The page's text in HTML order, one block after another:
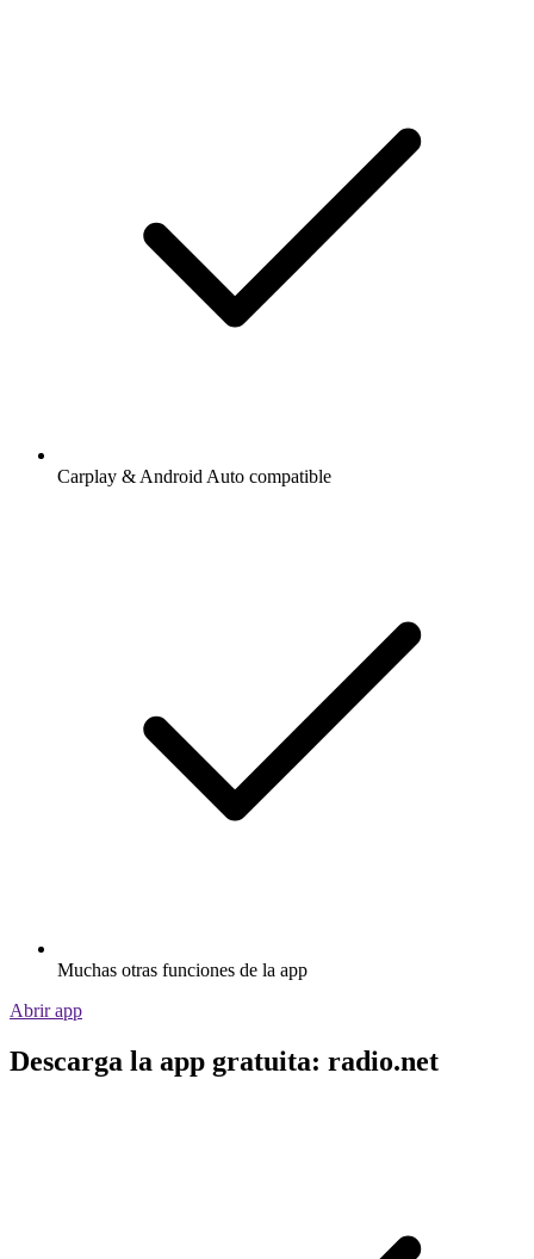
Carplay & Android Auto compatible
Muchas otras funciones de la app
Abrir app
Descarga la app gratuita: radio.net